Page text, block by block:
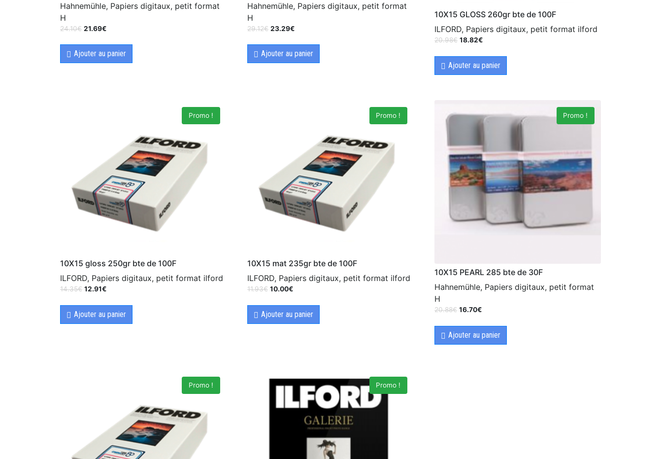
Hahnemühle, Papiers digitaux, petit format
H
24.10€ 21.69€
Ajouter au panier
Hahnemühle, Papiers digitaux, petit format
H
29.12€ 23.29€
Ajouter au panier
10X15 GLOSS 260gr bte de 100F
ILFORD, Papiers digitaux, petit format ilford
20.98€ 18.82€
Ajouter au panier
Promo !
10X15 gloss 250gr bte de 100F
ILFORD, Papiers digitaux, petit format ilford
14.35€ 12.91€
Ajouter au panier
Promo !
10X15 mat 235gr bte de 100F
ILFORD, Papiers digitaux, petit format ilford
11.93€ 10.00€
Ajouter au panier
Promo !
10X15 PEARL 285 bte de 30F
Hahnemühle, Papiers digitaux, petit format
H
20.88€ 16.70€
Ajouter au panier
Promo ! Promo !